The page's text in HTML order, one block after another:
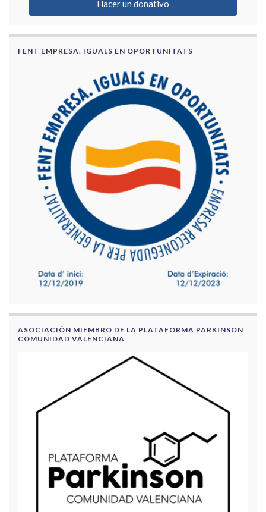
Hacer un donativo
FENT EMPRESA. IGUALS EN OPORTUNITATS
ASOCIACIÓN MIEMBRO DE LA PLATAFORMA PARKINSON
COMUNIDAD VALENCIANA